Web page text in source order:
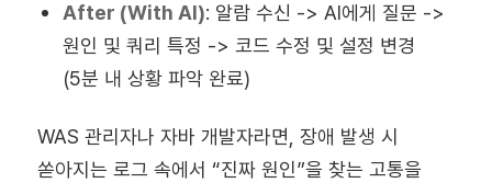
After (With AI): 알람 수신 -> AI에게 질문 ->
원인 및 쿼리 특정 -> 코드 수정 및 설정 변경
(5분 내 상황 파악 완료)
WAS 관리자나 자바 개발자라면, 장애 발생 시
쏟아지는 로그 속에서 “진짜 원인”을 찾는 고통을